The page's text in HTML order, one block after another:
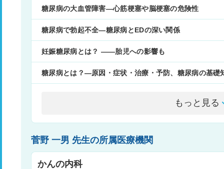
糖尿病の大血管障害―心筋梗塞や脳梗塞の危険性
糖尿病で勃起不全―糖尿病とEDの深い関係
妊娠糖尿病とは？ ――胎児への影響も
糖尿病とは？―原因・症状・治療・予防、糖尿病の基礎
もっと見る
菅野 一男 先生の所属医療機関
かんの内科